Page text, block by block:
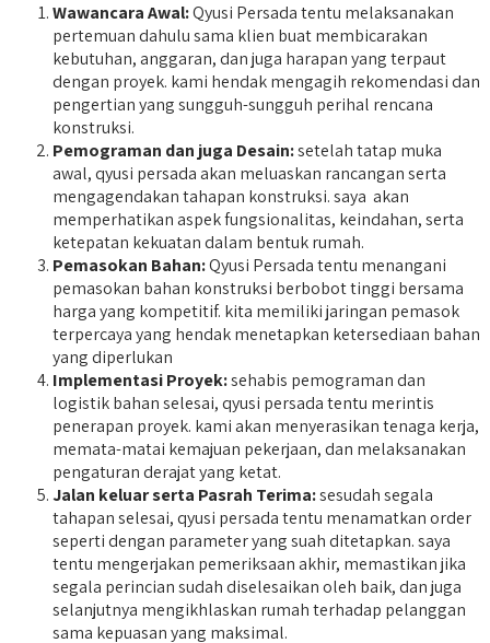
Wawancara Awal:Qyusi Persada tentu melaksanakan
pertemuan dahulu sama klien buat membicarakan
kebutuhan, anggaran, dan juga harapan yang terpaut
dengan proyek. kami hendak mengagih rekomendasi dan
pengertian yang sungguh-sungguh perihal rencana
konstruksi.
Pemograman dan juga Desain:setelah tatap muka
awal, qyusi persada akan meluaskan rancangan serta
mengagendakan tahapan konstruksi. saya akan
memperhatikan aspek fungsionalitas, keindahan, serta
ketepatan kekuatan dalam bentuk rumah.
Pemasokan Bahan:Qyusi Persada tentu menangani
pemasokan bahan konstruksi berbobot tinggi bersama
harga yang kompetitif. kita memiliki jaringan pemasok
terpercaya yang hendak menetapkan ketersediaan bahan
yang diperlukan
Implementasi Proyek:sehabis pemograman dan
logistik bahan selesai, qyusi persada tentu merintis
penerapan proyek. kami akan menyerasikan tenaga kerja,
memata-matai kemajuan pekerjaan, dan melaksanakan
pengaturan derajat yang ketat.
Jalan keluar serta Pasrah Terima:sesudah segala
tahapan selesai, qyusi persada tentu menamatkan order
seperti dengan parameter yang suah ditetapkan. saya
tentu mengerjakan pemeriksaan akhir, memastikan jika
segala perincian sudah diselesaikan oleh baik, dan juga
selanjutnya mengikhlaskan rumah terhadap pelanggan
sama kepuasan yang maksimal.